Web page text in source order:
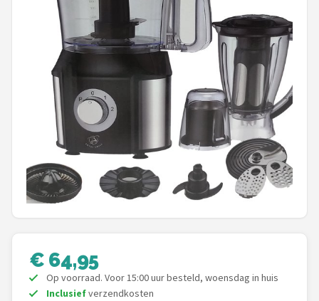
Juicers
POPULAIRE MERKEN
Kenwood
Moulinex
KitchenAid
Bardi
€ 64,95
Op voorraad. Voor 15:00 uur besteld, woensdag in huis
Inclusiefverzendkosten